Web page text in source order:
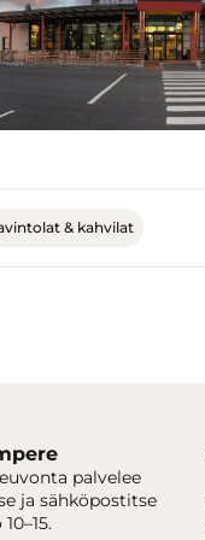
& kahvilat
palvelee
ja sähköpostitse